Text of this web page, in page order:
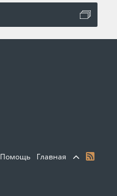
Помощь Главная